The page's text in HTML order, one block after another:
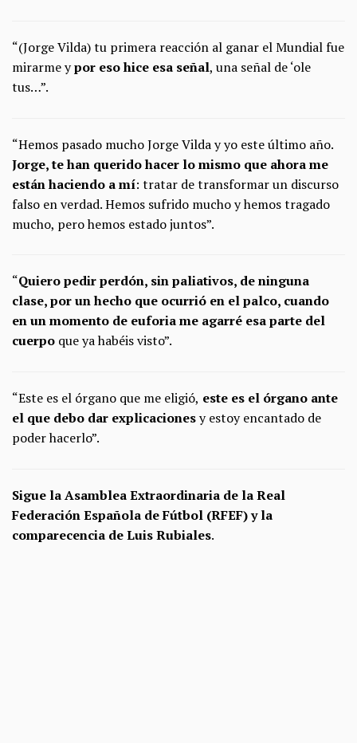
“(Jorge Vilda) tu primera reacción al ganar el Mundial fue
mirarme ypor eso hice esa señal, una señal de ‘ole
tus…”.
“Hemos pasado mucho Jorge Vilda y yo este último año.
Jorge, te han querido hacer lo mismo que ahora me
están haciendo a mí: tratar de transformar un discurso
falso en verdad. Hemos sufrido mucho y hemos tragado
mucho, pero hemos estado juntos”.
“Quiero pedir perdón, sin paliativos, de ninguna
clase, por un hecho que ocurrió en el palco, cuando
en un momento de euforia me agarré esa parte del
cuerpo que ya habéis visto”.
“Este es el órgano que me eligió, este es el órgano ante
el que debo dar explicacionesy estoy encantado de
poder hacerlo”.
Sigue la Asamblea Extraordinaria de la Real
Federación Española de Fútbol (RFEF) y la
comparecencia de Luis Rubiales.